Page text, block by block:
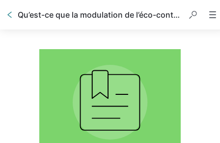
Qu’est-ce que la modulation de l’éco-contribution ?